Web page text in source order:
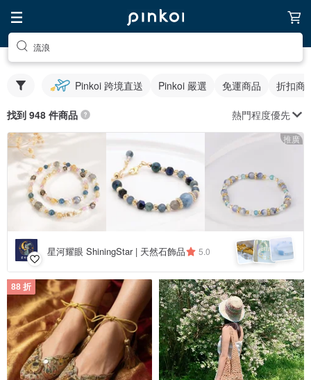
流浪
Pinkoi 跨境直送 Pinkoi 嚴選 免運商品 折扣商
找到 948 件商品 熱門程度優先
推廣
星河耀眼 ShiningStar | 天然石飾品 5.0
88 折